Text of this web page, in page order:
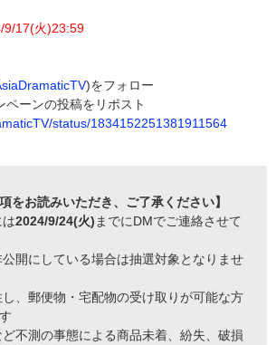
9/17(火)23:59
)をフォロー
ーンの投稿をリポスト
status/1834152251381911564
をお読みいただき、ご了承ください】
2024/9/24(火) までにDMでご連絡させて
開にしている場合は抽選対象となりませ
、郵便物・宅配物の受け取りが可能な方
不測の事態による商品未着、紛失、破損